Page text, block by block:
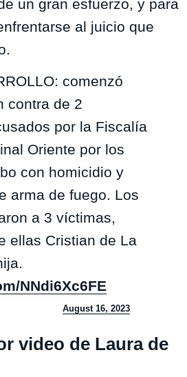
un gran esfuerzo, y para
al juicio que
comenzó
contra de 2
por la Fiscalía
Oriente por los
con homicidio y
arma de fuego. Los
a 3 víctimas,
ellas Cristian de La
NNdi6Xc6FE
August 16, 2023
video de Laura de